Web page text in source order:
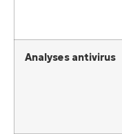
Analyses antivirus